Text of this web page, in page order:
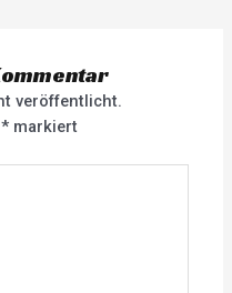
veröffentlicht.
* markiert